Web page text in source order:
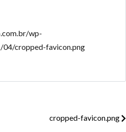
wp-
cropped-favicon.png
cropped-favicon.png